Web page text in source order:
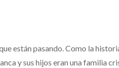
están pasando. Como la
y sus hijos eran una familia